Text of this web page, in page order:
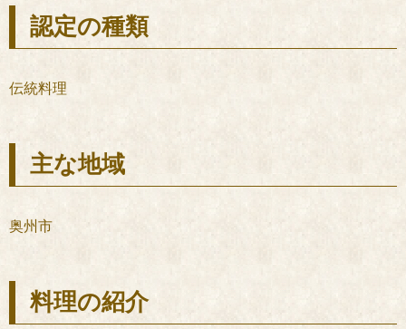
認定の種類
伝統料理
主な地域
奥州市
料理の紹介